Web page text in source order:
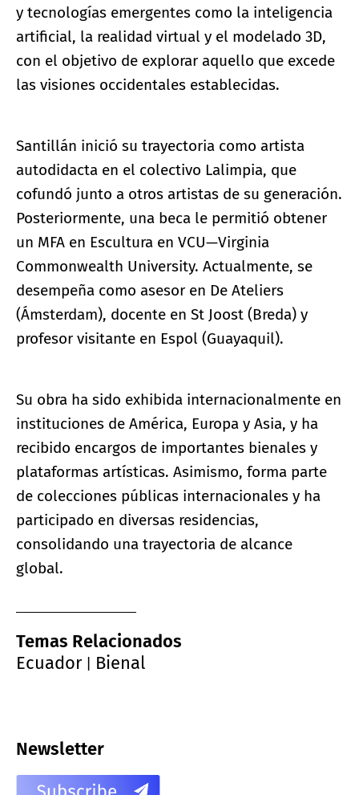
y tecnologías emergentes como la inteligencia
artificial, la realidad virtual y el modelado 3D,
con el objetivo de explorar aquello que excede
las visiones occidentales establecidas.
Santillán inició su trayectoria como artista
autodidacta en el colectivo Lalimpia, que
cofundó junto a otros artistas de su generación.
Posteriormente, una beca le permitió obtener
un MFA en Escultura en VCU—Virginia
Commonwealth University. Actualmente, se
desempeña como asesor en De Ateliers
(Ámsterdam), docente en St Joost (Breda) y
profesor visitante en Espol (Guayaquil).
Su obra ha sido exhibida internacionalmente en
instituciones de América, Europa y Asia, y ha
recibido encargos de importantes bienales y
plataformas artísticas. Asimismo, forma parte
de colecciones públicas internacionales y ha
participado en diversas residencias,
consolidando una trayectoria de alcance
global.
Temas Relacionados
Ecuador| Bienal
Newsletter